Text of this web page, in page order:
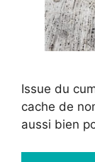
Issue du
cache de
aussi bien